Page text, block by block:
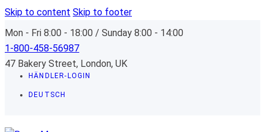
Skip to content Skip to footer
Mon - Fri 8:00 - 18:00 / Sunday 8:00 - 14:00
1-800-458-56987
47 Bakery Street, London, UK
HÄNDLER-LOGIN
DEUTSCH